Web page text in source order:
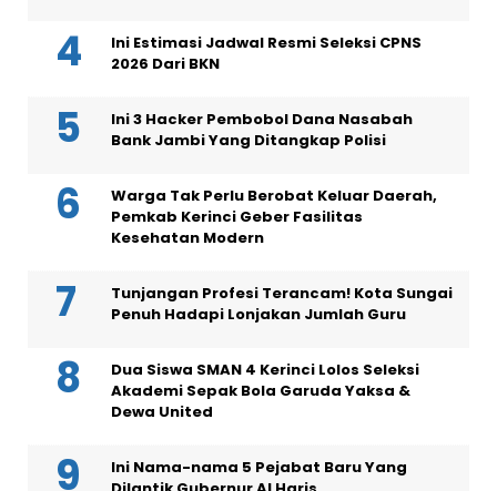
Ini Estimasi Jadwal Resmi Seleksi CPNS
2026 Dari BKN
Ini 3 Hacker Pembobol Dana Nasabah
Bank Jambi Yang Ditangkap Polisi
Warga Tak Perlu Berobat Keluar Daerah,
Pemkab Kerinci Geber Fasilitas
Kesehatan Modern
Tunjangan Profesi Terancam! Kota Sungai
Penuh Hadapi Lonjakan Jumlah Guru
Dua Siswa SMAN 4 Kerinci Lolos Seleksi
Akademi Sepak Bola Garuda Yaksa &
Dewa United
Ini Nama-nama 5 Pejabat Baru Yang